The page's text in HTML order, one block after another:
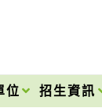
位 招生資訊